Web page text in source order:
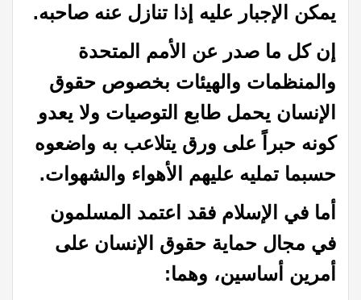
يمكن الإجبار عليه إذا تنازل عنه صاحبه.
إن كل ما صدر عن الأمم المتحدة
والمنظمات والهيئات بخصوص حقوق
الإنسان يحمل طابع التوصيات ولا يعدو
كونه حبراً على ورق يتلاعب به واضعوه
حسبما تمليه عليهم الأهواء والشهوات.
أما في الإسلام فقد اعتمد المسلمون
في مجال حماية حقوق الإنسان على
أمرين أساسين، وهما: